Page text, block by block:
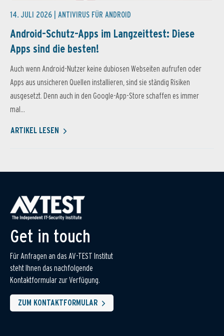
14. JULI 2026 | ANTIVIRUS FÜR ANDROID
Android-Schutz-Apps im Langzeittest: Diese
Apps sind die besten!
Auch wenn Android-Nutzer keine dubiosen Webseiten aufrufen oder
Apps aus unsicheren Quellen installieren, sind sie ständig Risiken
ausgesetzt. Denn auch in den Google-App-Store schaffen es immer
mal...
ARTIKEL LESEN
Get in touch
Für Anfragen an das AV-TEST Institut
steht Ihnen das nachfolgende
Kontaktformular zur Verfügung.
ZUM KONTAKTFORMULAR